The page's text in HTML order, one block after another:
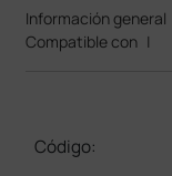
Información general
Compatible con |
Código: